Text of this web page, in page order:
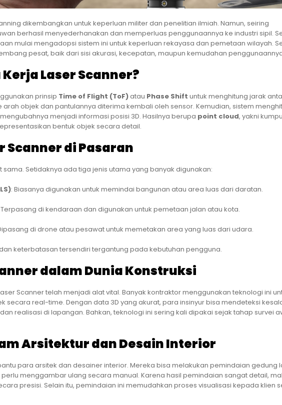
dikembangkan untuk keperluan militer dan penelitian ilmiah. Namun, seiring
berhasil menyederhanakan dan memperluas penggunaannya ke industri sipil.
mulai mengadopsi sistem ini untuk keperluan rekayasa dan pemetaan wilayah.
pesat, baik dari sisi akurasi, kecepatan, maupun kemudahan
Laser Scanner?
prinsip Time of Flight (ToF)atau Phase Shift untuk menghitung jarak
arah objek dan pantulannya diterima kembali oleh sensor. Kemudian, sistem
menjadi informasi posisi 3D. Hasilnya berupa point cloud, yakni
bentuk objek secara detail.
Scanner di Pasaran
Setidaknya ada tiga jenis utama yang banyak digunakan:
: Biasanya digunakan untuk memindai bangunan atau area luas dari daratan.
Terpasang di kendaraan dan digunakan untuk pemetaan jalan atau kota.
di drone atau pesawat untuk memetakan area yang luas dari udara.
keterbatasan tersendiri tergantung pada kebutuhan pengguna.
dalam Dunia Konstruksi
Scanner telah menjadi alat vital. Banyak kontraktor menggunakan teknologi ini
secara real-time. Dengan data 3D yang akurat, para insinyur bisa mendeteksi
realisasi di lapangan. Bahkan, teknologi ini sering kali dipakai sejak tahap survei
Arsitektur dan Desain Interior
para arsitek dan desainer interior. Mereka bisa melakukan pemindaian gedung
menggambar ulang secara manual. Karena hasil pemindaian sangat detail,
presisi. Selain itu, pemindaian ini memudahkan proses visualisasi kepada klien